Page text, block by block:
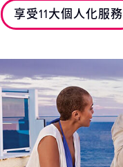
享受11大個人化服務